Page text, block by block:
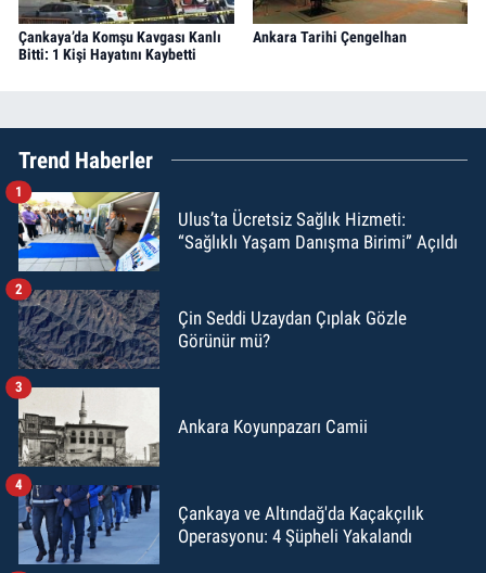
Çankaya’da Komşu Kavgası Kanlı
Bitti: 1 Kişi Hayatını Kaybetti
Ankara Tarihi Çengelhan
Trend Haberler
Ulus’ta Ücretsiz Sağlık Hizmeti:
“Sağlıklı Yaşam Danışma Birimi” Açıldı
1
Çin Seddi Uzaydan Çıplak Gözle
Görünür mü?
2
Ankara Koyunpazarı Camii
3
Çankaya ve Altındağ'da Kaçakçılık
Operasyonu: 4 Şüpheli Yakalandı
4